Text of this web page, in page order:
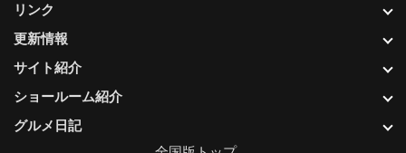
更新情報
サイト紹介
ショールーム紹介
グルメ日記
リンク